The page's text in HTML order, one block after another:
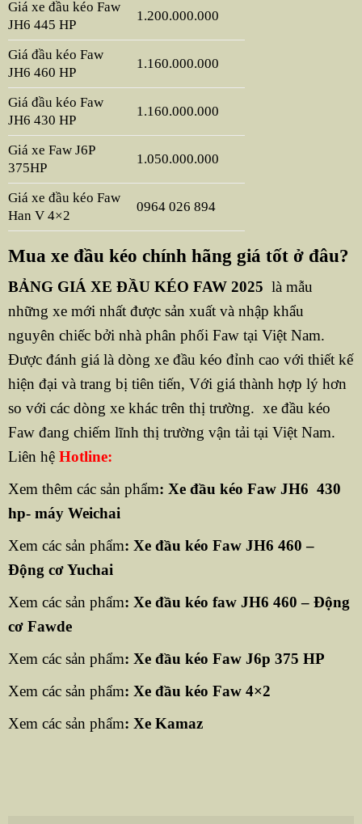
Giá xe đầu kéo Faw
JH6 445 HP
1.200.000.000
Giá đầu kéo Faw
JH6 460 HP
1.160.000.000
Giá đầu kéo Faw
JH6 430 HP
1.160.000.000
Giá xe Faw J6P
375HP
1.050.000.000
Giá xe đầu kéo Faw
Han V 4×2
0964 026 894
Mua xe đầu kéo chính hãng giá tốt ở đâu?
BẢNG GIÁ XE ĐẦU KÉO FAW 2025 là mẫu
những xe mới nhất được sản xuất và nhập khẩu
nguyên chiếc bởi nhà phân phối Faw tại Việt Nam.
Được đánh giá là dòng xe đầu kéo đỉnh cao với thiết kế
hiện đại và trang bị tiên tiến, Với giá thành hợp lý hơn
so với các dòng xe khác trên thị trường. xe đầu kéo
Faw đang chiếm lĩnh thị trường vận tải tại Việt Nam.
Liên hệ Hotline:
Xem thêm các sản phẩm: Xe đầu kéo Faw JH6 430
hp- máy Weichai
Xem các sản phẩm: Xe đầu kéo Faw JH6 460 –
Động cơ Yuchai
Xem các sản phẩm: Xe đầu kéo faw JH6 460 – Động
cơ Fawde
Xem các sản phẩm: Xe đầu kéo Faw J6p 375 HP
Xem các sản phẩm: Xe đầu kéo Faw 4×2
Xem các sản phẩm: Xe Kamaz